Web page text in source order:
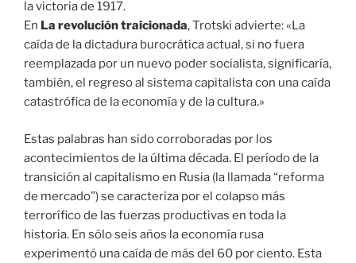
la victoria de 1917.
En La revolución traicionada, Trotski advierte: «La
caída de la dictadura burocrática actual, si no fuera
reemplazada por un nuevo poder socialista, significaría,
también, el regreso al sistema capitalista con una caída
catastrófica de la economía y de la cultura.»
Estas palabras han sido corroboradas por los
acontecimientos de la última década. El período de la
transición al capitalismo en Rusia (la llamada “reforma
de mercado”) se caracteriza por el colapso más
terrorífico de las fuerzas productivas en toda la
historia. En sólo seis años la economía rusa
experimentó una caída de más del 60 por ciento. Esta